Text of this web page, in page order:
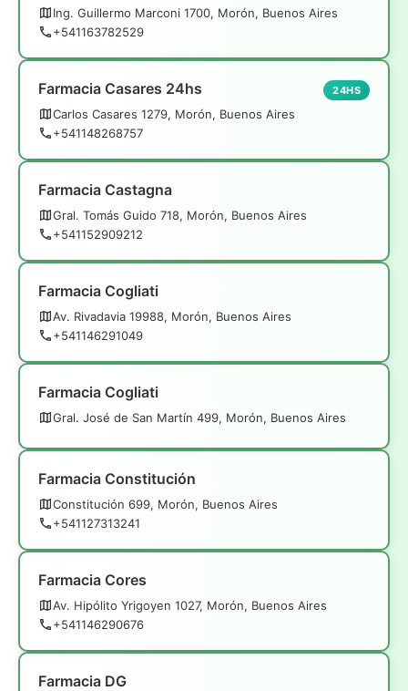
Ing. Guillermo Marconi 1700, Morón, Buenos Aires
+541163782529
Farmacia Casares 24hs
Carlos Casares 1279, Morón, Buenos Aires
+541148268757
24HS
Farmacia Castagna
Gral. Tomás Guido 718, Morón, Buenos Aires
+541152909212
Farmacia Cogliati
Av. Rivadavia 19988, Morón, Buenos Aires
+541146291049
Farmacia Cogliati
Gral. José de San Martín 499, Morón, Buenos Aires
Farmacia Constitución
Constitución 699, Morón, Buenos Aires
+541127313241
Farmacia Cores
Av. Hipólito Yrigoyen 1027, Morón, Buenos Aires
+541146290676
Farmacia DG